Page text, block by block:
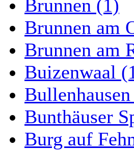
Brunnen (1)
Brunnen am
Brunnen am
Buizenwaal
Bunthäuser
Burg auf